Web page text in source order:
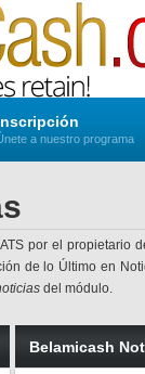
a nuestro programa
por el
de lo Último en
del módulo.
Belamicash